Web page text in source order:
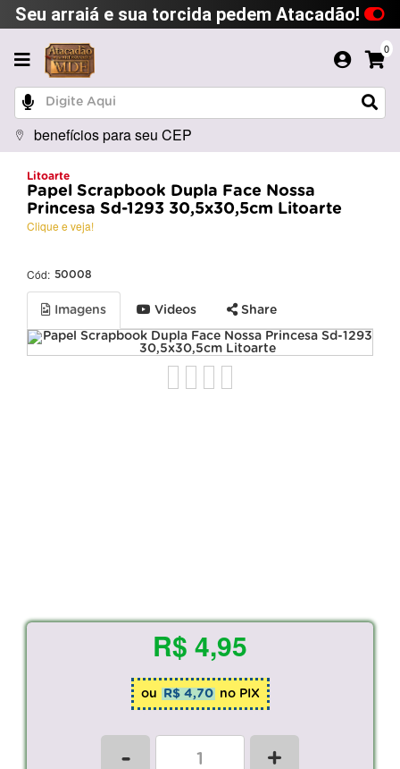
Seu arraiá e sua torcida pedem Atacadão!
0
benefícios para seu CEP
Litoarte
Papel Scrapbook Dupla Face Nossa
Princesa Sd-1293 30,5x30,5cm Litoarte
Clique e veja!
Cód: 50008
Imagens Videos Share
R$ 4,95
ou R$ 4,70 no PIX
- +